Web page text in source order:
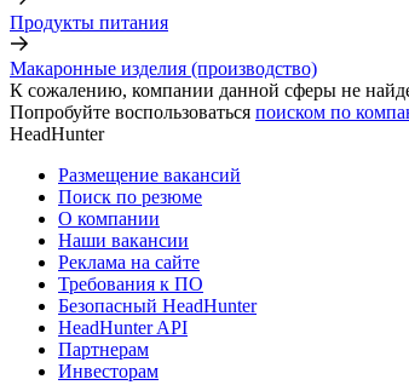
Продукты питания
Макаронные изделия (производство)
К сожалению, компании данной сферы не
Попробуйте воспользоваться поиском по
HeadHunter
Размещение вакансий
Поиск по резюме
О компании
Наши вакансии
Реклама на сайте
Требования к ПО
Безопасный HeadHunter
HeadHunter API
Партнерам
Инвесторам